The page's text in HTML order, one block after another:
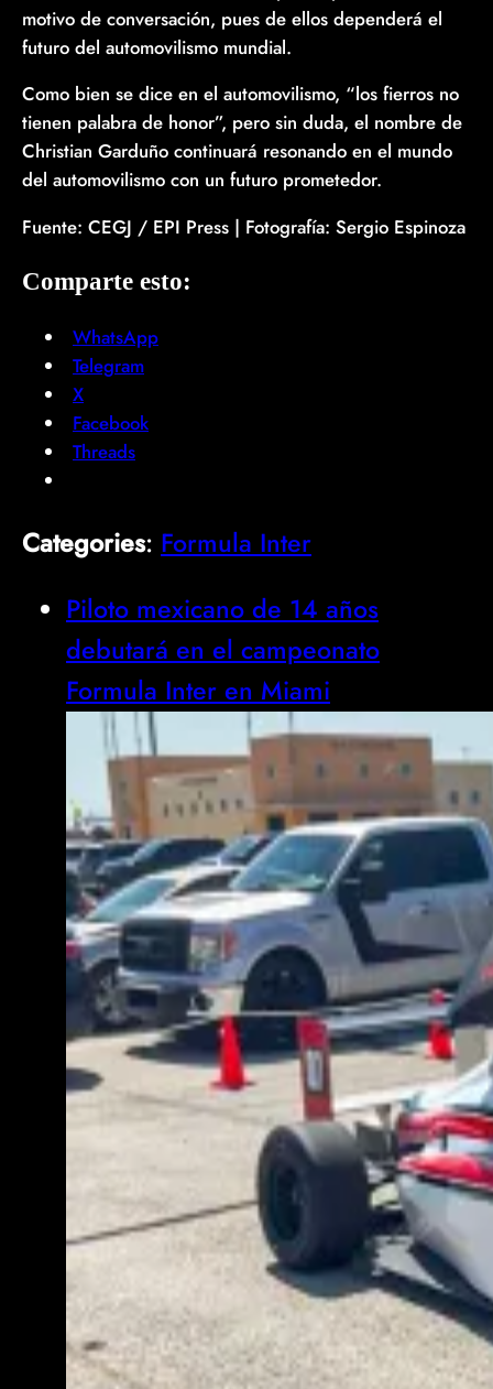
motivo de conversación, pues de ellos dependerá el
futuro del automovilismo mundial.
Como bien se dice en el automovilismo, “los fierros no
tienen palabra de honor”, pero sin duda, el nombre de
Christian Garduño continuará resonando en el mundo
del automovilismo con un futuro prometedor.
Fuente: CEGJ / EPI Press | Fotografía: Sergio Espinoza
Comparte esto:
WhatsApp
Telegram
X
Facebook
Threads
Categories: Formula Inter
Piloto mexicano de 14 años
debutará en el campeonato
Formula Inter en Miami